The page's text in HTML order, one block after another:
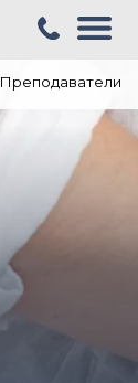
Преподаватели